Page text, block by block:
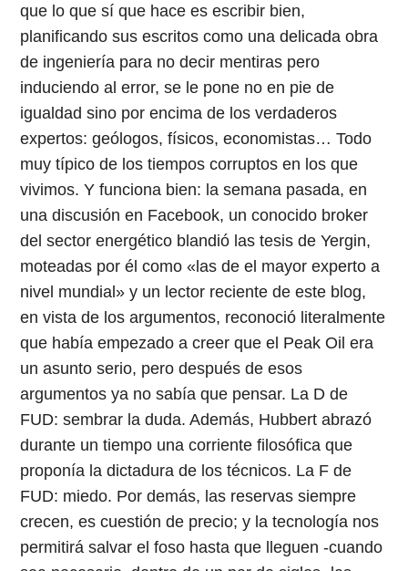
que lo que sí que hace es escribir bien,
planificando sus escritos como una delicada obra
de ingeniería para no decir mentiras pero
induciendo al error, se le pone no en pie de
igualdad sino por encima de los verdaderos
expertos: geólogos, físicos, economistas… Todo
muy típico de los tiempos corruptos en los que
vivimos. Y funciona bien: la semana pasada, en
una discusión en Facebook, un conocido broker
del sector energético blandió las tesis de Yergin,
moteadas por él como «las de el mayor experto a
nivel mundial» y un lector reciente de este blog,
en vista de los argumentos, reconoció literalmente
que había empezado a creer que el Peak Oil era
un asunto serio, pero después de esos
argumentos ya no sabía que pensar. La D de
FUD: sembrar la duda. Además, Hubbert abrazó
durante un tiempo una corriente filosófica que
proponía la dictadura de los técnicos. La F de
FUD: miedo. Por demás, las reservas siempre
crecen, es cuestión de precio; y la tecnología nos
permitirá salvar el foso hasta que lleguen -cuando